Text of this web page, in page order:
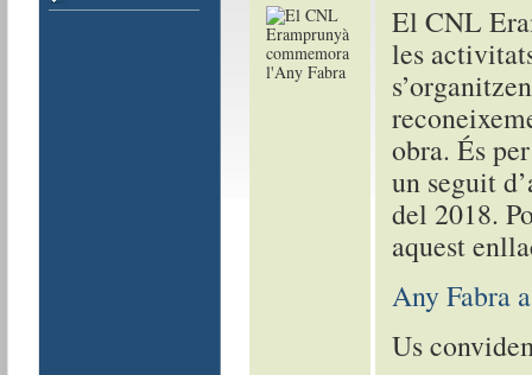
El CNL
les
obra. És
un seguit
del 2018.
aquest
Any Fabra
Us